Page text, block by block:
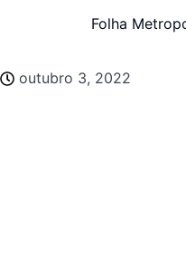
Folha
outubro 3, 2022